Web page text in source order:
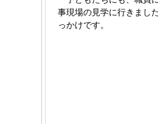
事現場の見学に行きまし
っかけです。